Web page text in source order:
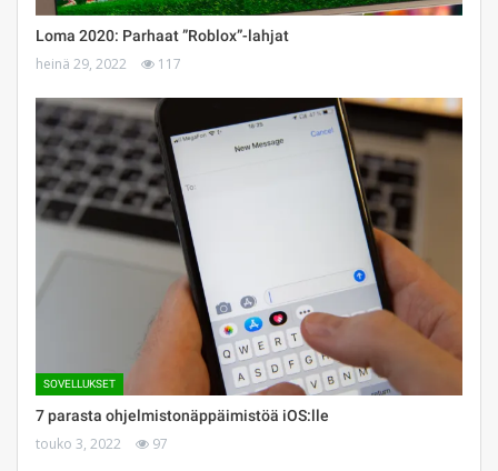
Loma 2020: Parhaat ”Roblox”-lahjat
heinä 29, 2022 117
SOVELLUKSET
7 parasta ohjelmistonäppäimistöä iOS:lle
touko 3, 2022 97